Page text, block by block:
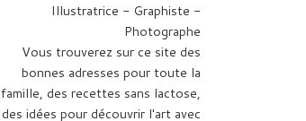
Illustratrice - Graphiste -
Photographe
Vous trouverez sur ce site des
bonnes adresses pour toute la
famille, des recettes sans lactose,
des idées pour découvrir l'art avec